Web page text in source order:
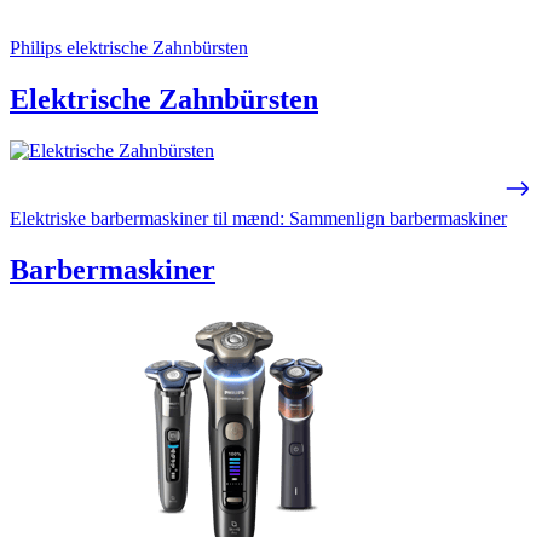
Philips elektrische Zahnbürsten
Elektrische Zahnbürsten
Elektriske barbermaskiner til mænd: Sammenlign barbermaskiner
Barbermaskiner